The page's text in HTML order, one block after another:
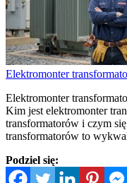
Elektromonter
Elektromonter
Kim jest elektromonter
transformatorów i czym
transformatorów to
Podziel się: